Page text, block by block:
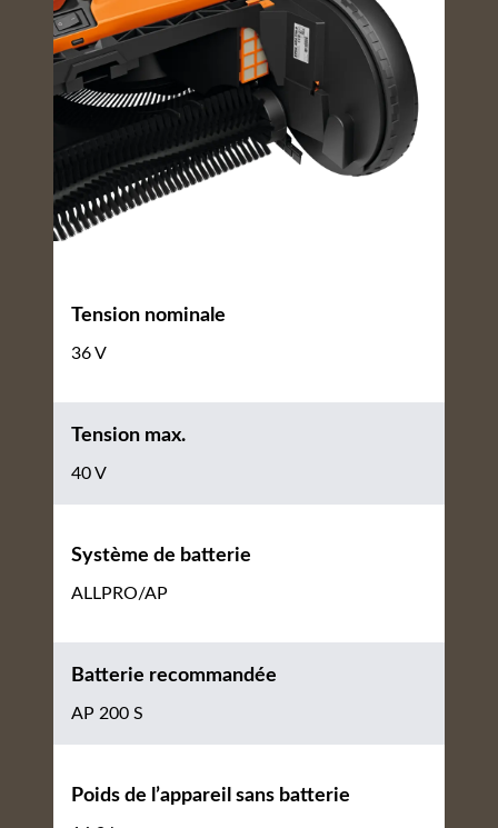
Tension nominale
36 V
Tension max.
40 V
Système de batterie
ALLPRO/AP
Batterie recommandée
AP 200 S
Poids de l’appareil sans batterie